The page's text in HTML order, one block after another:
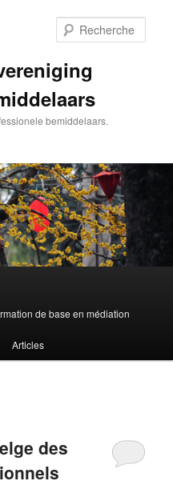
bemiddelaars.
de base en médiation
Articles
des